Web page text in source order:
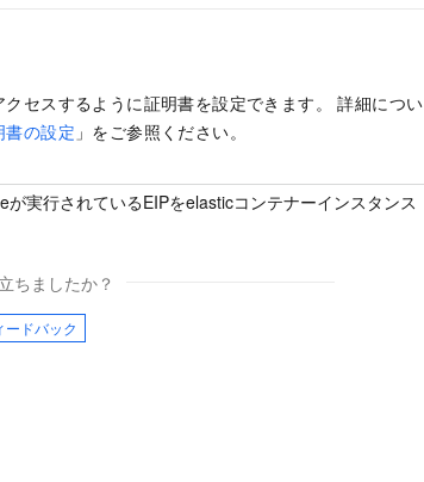
セスするように証明書を設定できます。 詳細につい
書の設定 」をご参照ください。
が実行されているEIPをelasticコンテナーインスタンス
ちましたか？
ードバック